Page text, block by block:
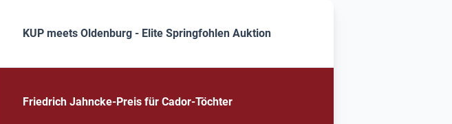
KUP meets Oldenburg - Elite Springfohlen Auktion
Friedrich Jahncke-Preis für Cador-Töchter